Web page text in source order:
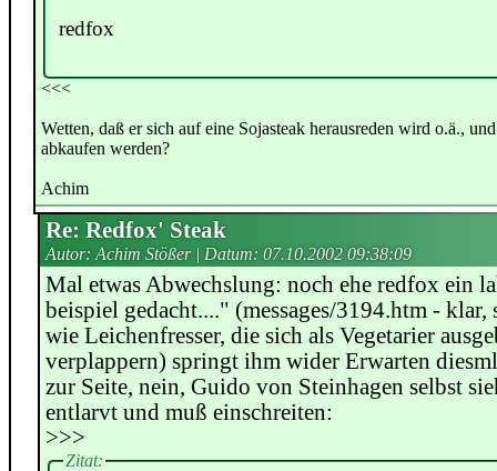
redfox
<<<
Wetten, daß er sich auf eine Sojasteak herausreden wird o.ä.,
abkaufen werden?
Achim
Re: Redfox' Steak
Autor: Achim Stößer | Datum: 07.10.2002 09:38:09
Mal etwas Abwechslung: noch ehe redfox ein
beispiel gedacht...." (messages/3194.htm - klar,
wie Leichenfresser, die sich als Vegetarier
verplappern) springt ihm wider Erwarten
zur Seite, nein, Guido von Steinhagen selbst
entlarvt und muß einschreiten:
>>>
Zitat: